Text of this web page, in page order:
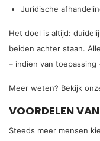
Juridische
Het doel is altijd:
beiden achter staan.
– indien van toepassing
Meer weten? Bekijk
VOORDELEN
Steeds meer mensen